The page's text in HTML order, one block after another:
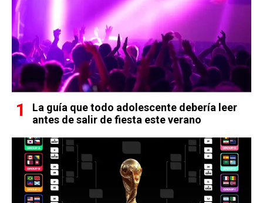
La guía que todo adolescente debería leer
antes de salir de fiesta este verano